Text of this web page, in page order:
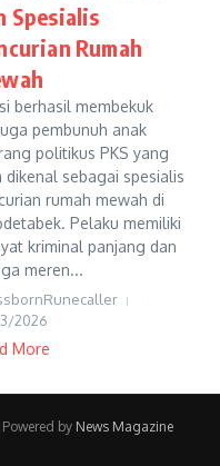
Spesialis
Rumah
berhasil membekuk
pembunuh anak
politikus PKS yang
dikenal sebagai spesialis
rumah mewah di
Pelaku memiliki
kriminal panjang dan
meren...
2026
More
by News Magazine